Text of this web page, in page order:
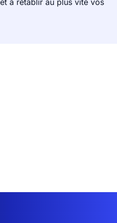
à rétablir au plus vite vos